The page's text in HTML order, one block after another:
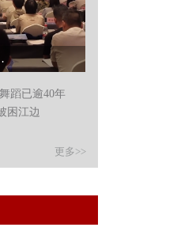
蹈已逾40年
困江边
更多>>